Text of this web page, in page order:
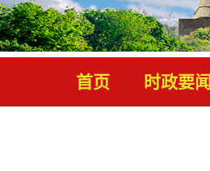
首页 时政要闻